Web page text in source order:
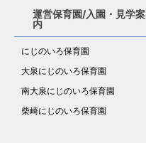
運営保育園/入園・見学案
内
にじのいろ保育園
大泉にじのいろ保育園
南大泉にじのいろ保育園
柴崎にじのいろ保育園